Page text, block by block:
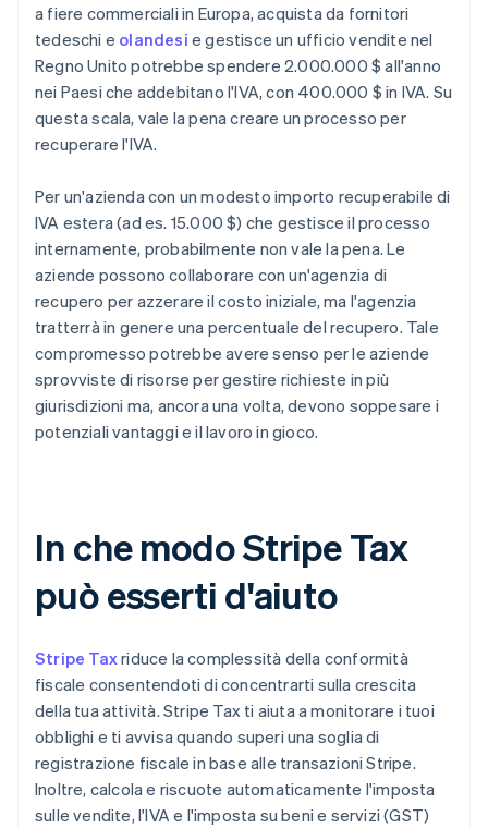
a fiere commerciali in Europa, acquista da fornitori
tedeschi e olandesi e gestisce un ufficio vendite nel
Regno Unito potrebbe spendere 2.000.000 $ all'anno
nei Paesi che addebitano l'IVA, con 400.000 $ in IVA. Su
questa scala, vale la pena creare un processo per
recuperare l'IVA.
Per un'azienda con un modesto importo recuperabile di
IVA estera (ad es. 15.000 $) che gestisce il processo
internamente, probabilmente non vale la pena. Le
aziende possono collaborare con un'agenzia di
recupero per azzerare il costo iniziale, ma l'agenzia
tratterrà in genere una percentuale del recupero. Tale
compromesso potrebbe avere senso per le aziende
sprovviste di risorse per gestire richieste in più
giurisdizioni ma, ancora una volta, devono soppesare i
potenziali vantaggi e il lavoro in gioco.
In che modo Stripe Tax
può esserti d'aiuto
Stripe Taxriduce la complessità della conformità
fiscale consentendoti di concentrarti sulla crescita
della tua attività. Stripe Tax ti aiuta a monitorare i tuoi
obblighi e ti avvisa quando superi una soglia di
registrazione fiscale in base alle transazioni Stripe.
Inoltre, calcola e riscuote automaticamente l'imposta
sulle vendite, l'IVA e l'imposta su beni e servizi (GST)